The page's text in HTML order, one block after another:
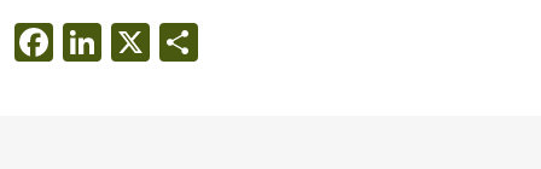
F Li X